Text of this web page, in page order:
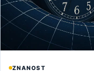
ZNANOST